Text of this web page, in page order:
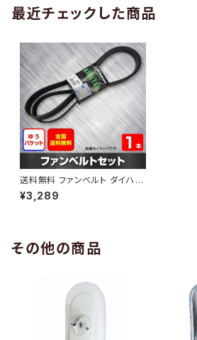
最近チェックした商品
送料無料 ファンベルト ダイハツ
ブーン 型式M312S H18.03～
H22.02 （国内トップメーカー） 1
¥3,289
その他の商品